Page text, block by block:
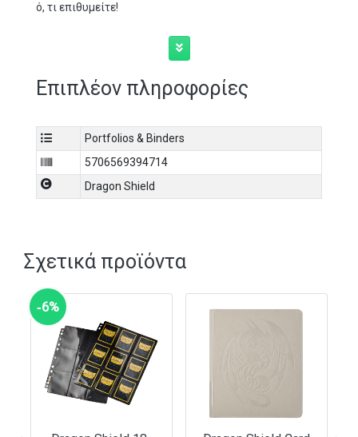
ό, τι επιθυμείτε!
Επιπλέον πληροφορίες
Portfolios & Binders
5706569394714
Dragon Shield
Σχετικά προϊόντα
‑6%